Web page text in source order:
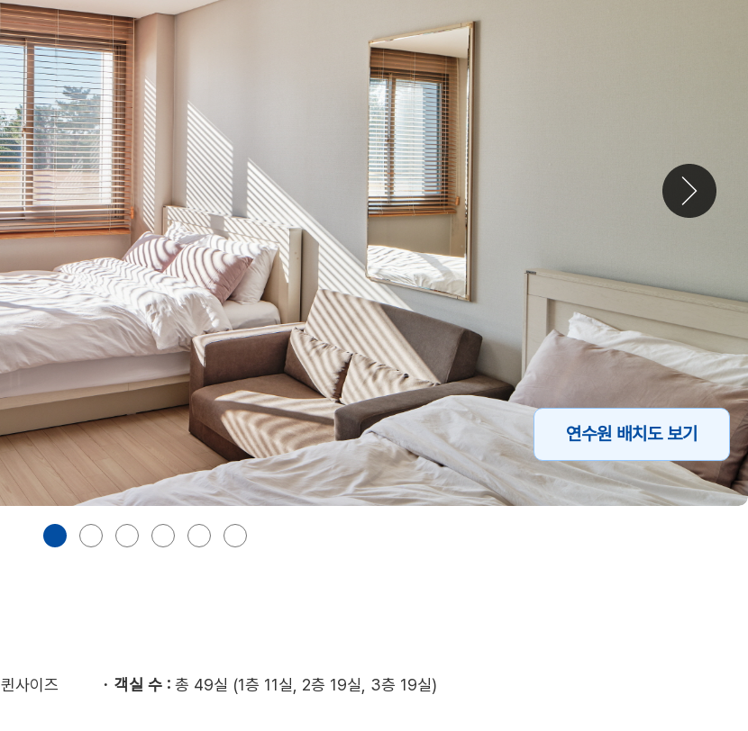
연수원 배치도 보기
퀸사이즈 객실 수 : 총 49실 (1층 11실, 2층 19실, 3층 19실)